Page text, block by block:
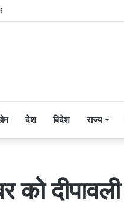
देश विदेश राज्य
को